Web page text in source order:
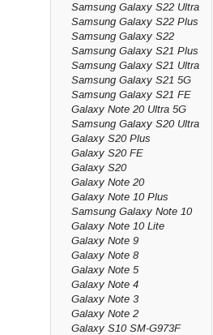
Samsung Galaxy S22 Ultra
Samsung Galaxy S22 Plus
Samsung Galaxy S22
Samsung Galaxy S21 Plus
Samsung Galaxy S21 Ultra
Samsung Galaxy S21 5G
Samsung Galaxy S21 FE
Galaxy Note 20 Ultra 5G
Samsung Galaxy S20 Ultra
Galaxy S20 Plus
Galaxy S20 FE
Galaxy S20
Galaxy Note 20
Galaxy Note 10 Plus
Samsung Galaxy Note 10
Galaxy Note 10 Lite
Galaxy Note 9
Galaxy Note 8
Galaxy Note 5
Galaxy Note 4
Galaxy Note 3
Galaxy Note 2
Galaxy S10 SM-G973F